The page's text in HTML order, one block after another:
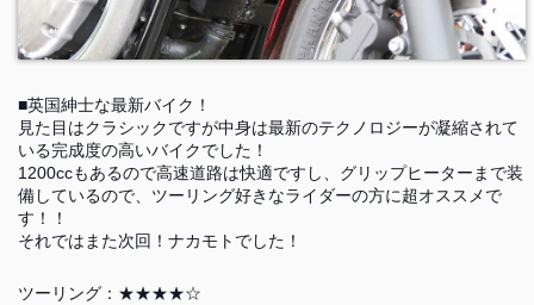
■英国紳士な最新バイク！
見た目はクラシックですが中身は最新のテクノロジーが凝縮されて
いる完成度の高いバイクでした！
1200ccもあるので高速道路は快適ですし、グリップヒーターまで装
備しているので、ツーリング好きなライダーの方に超オススメで
す！！
それではまた次回！ナカモトでした！
ツーリング：★★★★☆